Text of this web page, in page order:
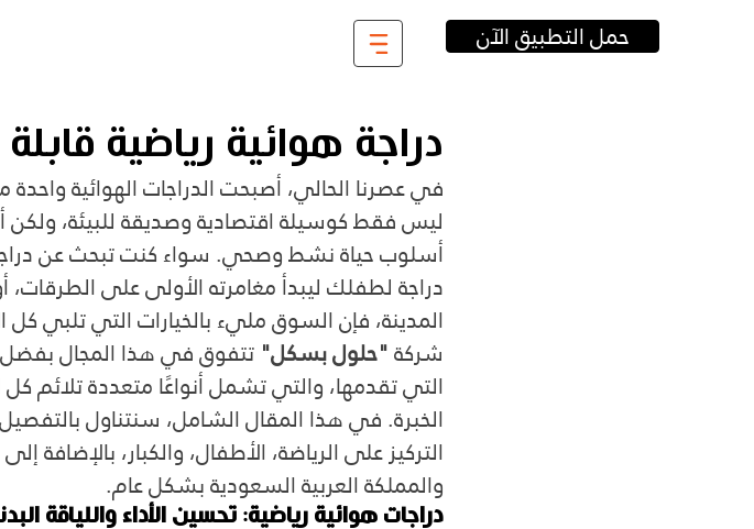
حمل التطبيق الآن
دراجة هوائية رياضية
في عصرنا الحالي، أصبحت الدراجات الهوائية
ليس فقط كوسيلة اقتصادية وصديقة للبيئة، ولكن
أسلوب حياة نشط وصحي. سواء كنت تبحث عن دراجة
دراجة لطفلك ليبدأ مغامرته الأولى على
المدينة، فإن السوق مليء بالخيارات التي تلبي كل
شركة "حلول بسكل" تتفوق في هذا المجال بفضل
التي تقدمها، والتي تشمل أنواعًا متعددة تلائم
الخبرة. في هذا المقال الشامل، سنتناول بالتفصيل
التركيز على الرياضة، الأطفال، والكبار،
والمملكة العربية السعودية بشكل عام.
دراجات هوائية رياضية: تحسين الأداء واللياقة